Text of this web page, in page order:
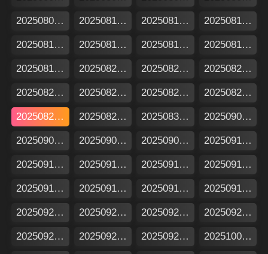
20250809下 20250810一公真人秀（上） 20250811一公真人秀 下 20250813漂流计划
20250814超前营业 20250815上 20250815下 20250815纯享版
20250817加更版 20250821超前营业 20250822上 20250822下
20250824加更版 20250827漂流计划 20250828超前营业 20250829上
20250829下 20250829舞台纯享 20250831加更版 20250904超前营业
20250905上 20250905下 20250907加更版 20250910漂流计划
20250911超前营业 20250912上 20250912下 20250912舞台纯享
20250914加更版 20250918超前营业 20250919上 20250919下
20250921加更版 20250924漂流计划 20250925超前营业 20250926上
20250926下 20250926舞台纯享 20250928加更版 20251002超前营业